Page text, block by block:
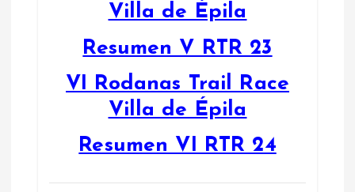
Villa de Épila
Resumen V RTR 23
VI Rodanas Trail Race
Villa de Épila
Resumen VI RTR 24